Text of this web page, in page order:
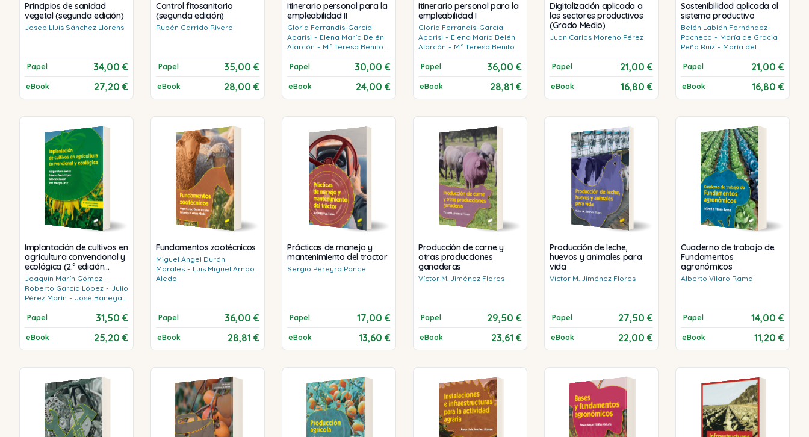
Principios de sanidad
vegetal (segunda edición)
Josep Lluís Sánchez Llorens
Papel 34,00 €
eBook 27,20 €
Control fitosanitario
(segunda edición)
Rubén Garrido Rivero
Papel 35,00 €
eBook 28,00 €
Itinerario personal para la
empleabilidad II
Gloria Ferrandis-García
Aparisi - Elena María Belén
Alarcón - M.ª Teresa Benito
Rocamora - Raúl Soria
García
Papel 30,00 €
eBook 24,00 €
Itinerario personal para la
empleabilidad I
Gloria Ferrandis-García
Aparisi - Elena María Belén
Alarcón - M.ª Teresa Benito
Rocamora - Raúl Soria
García
Papel 36,00 €
eBook 28,81 €
Digitalización aplicada a
los sectores productivos
(Grado Medio)
Juan Carlos Moreno Pérez
Papel 21,00 €
eBook 16,80 €
Sostenibilidad aplicada al
sistema productivo
Belén Labián Fernández-
Pacheco - María de Gracia
Peña Ruiz - María del
Rosario Tercero Cotillas
Papel
21,00 €
eBook 16,80 €
Implantación de cultivos en
agricultura convencional y
ecológica (2.ª edición
revisada y actualizada)
Joaquín Marín Gómez -
Roberto García López - Julio
Pérez Marín - José Banegas
Ortiz
Papel
31,50 €
eBook 25,20 €
Fundamentos zootécnicos
Miguel Ángel Durán
Morales - Luis Miguel Arnao
Aledo
Papel 36,00 €
eBook 28,81 €
Prácticas de manejo y
mantenimiento del tractor
Sergio Pereyra Ponce
Papel 17,00 €
eBook 13,60 €
Producción de carne y
otras producciones
ganaderas
Víctor M. Jiménez Flores
Papel 29,50 €
eBook 23,61 €
Producción de leche,
huevos y animales para
vida
Víctor M. Jiménez Flores
Papel 27,50 €
eBook 22,00 €
Cuaderno de trabajo de
Fundamentos
agronómicos
Alberto Vilaro Rama
Papel 14,00 €
eBook 11,20 €